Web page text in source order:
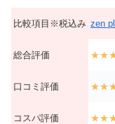
比較項目※税込み zen
総合評価
口コミ評価
コスパ評価